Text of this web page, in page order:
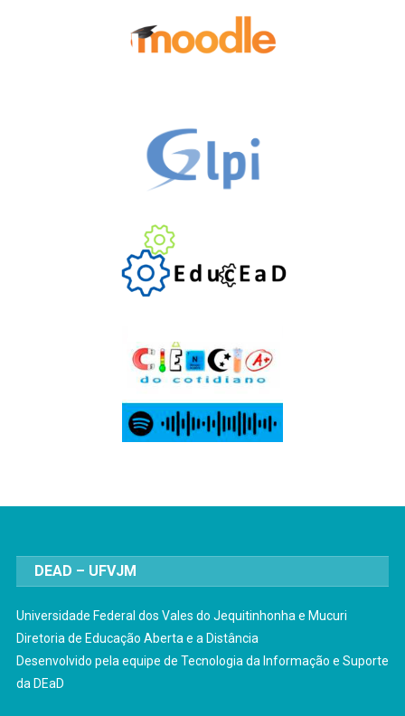
DEAD – UFVJM
Universidade Federal dos Vales do Jequitinhonha e Mucuri
Diretoria de Educação Aberta e a Distância
Desenvolvido pela equipe de Tecnologia da Informação e Suporte
da DEaD